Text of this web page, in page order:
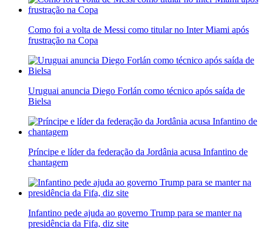
Como foi a volta de Messi como titular no Inter Miami após
frustração na Copa
Uruguai anuncia Diego Forlán como técnico após saída de
Bielsa
Príncipe e líder da federação da Jordânia acusa Infantino de
chantagem
Infantino pede ajuda ao governo Trump para se manter na
presidência da Fifa, diz site